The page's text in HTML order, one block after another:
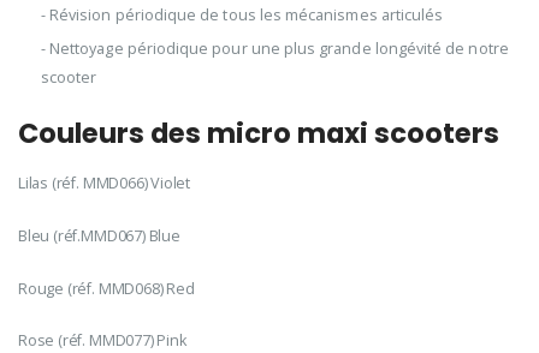
- Révision périodique de tous les mécanismes articulés
- Nettoyage périodique pour une plus grande longévité de notre
scooter
Couleurs des micro maxi scooters
Lilas (réf. MMD066) Violet
Bleu (réf.MMD067) Blue
Rouge (réf. MMD068) Red
Rose (réf. MMD077) Pink